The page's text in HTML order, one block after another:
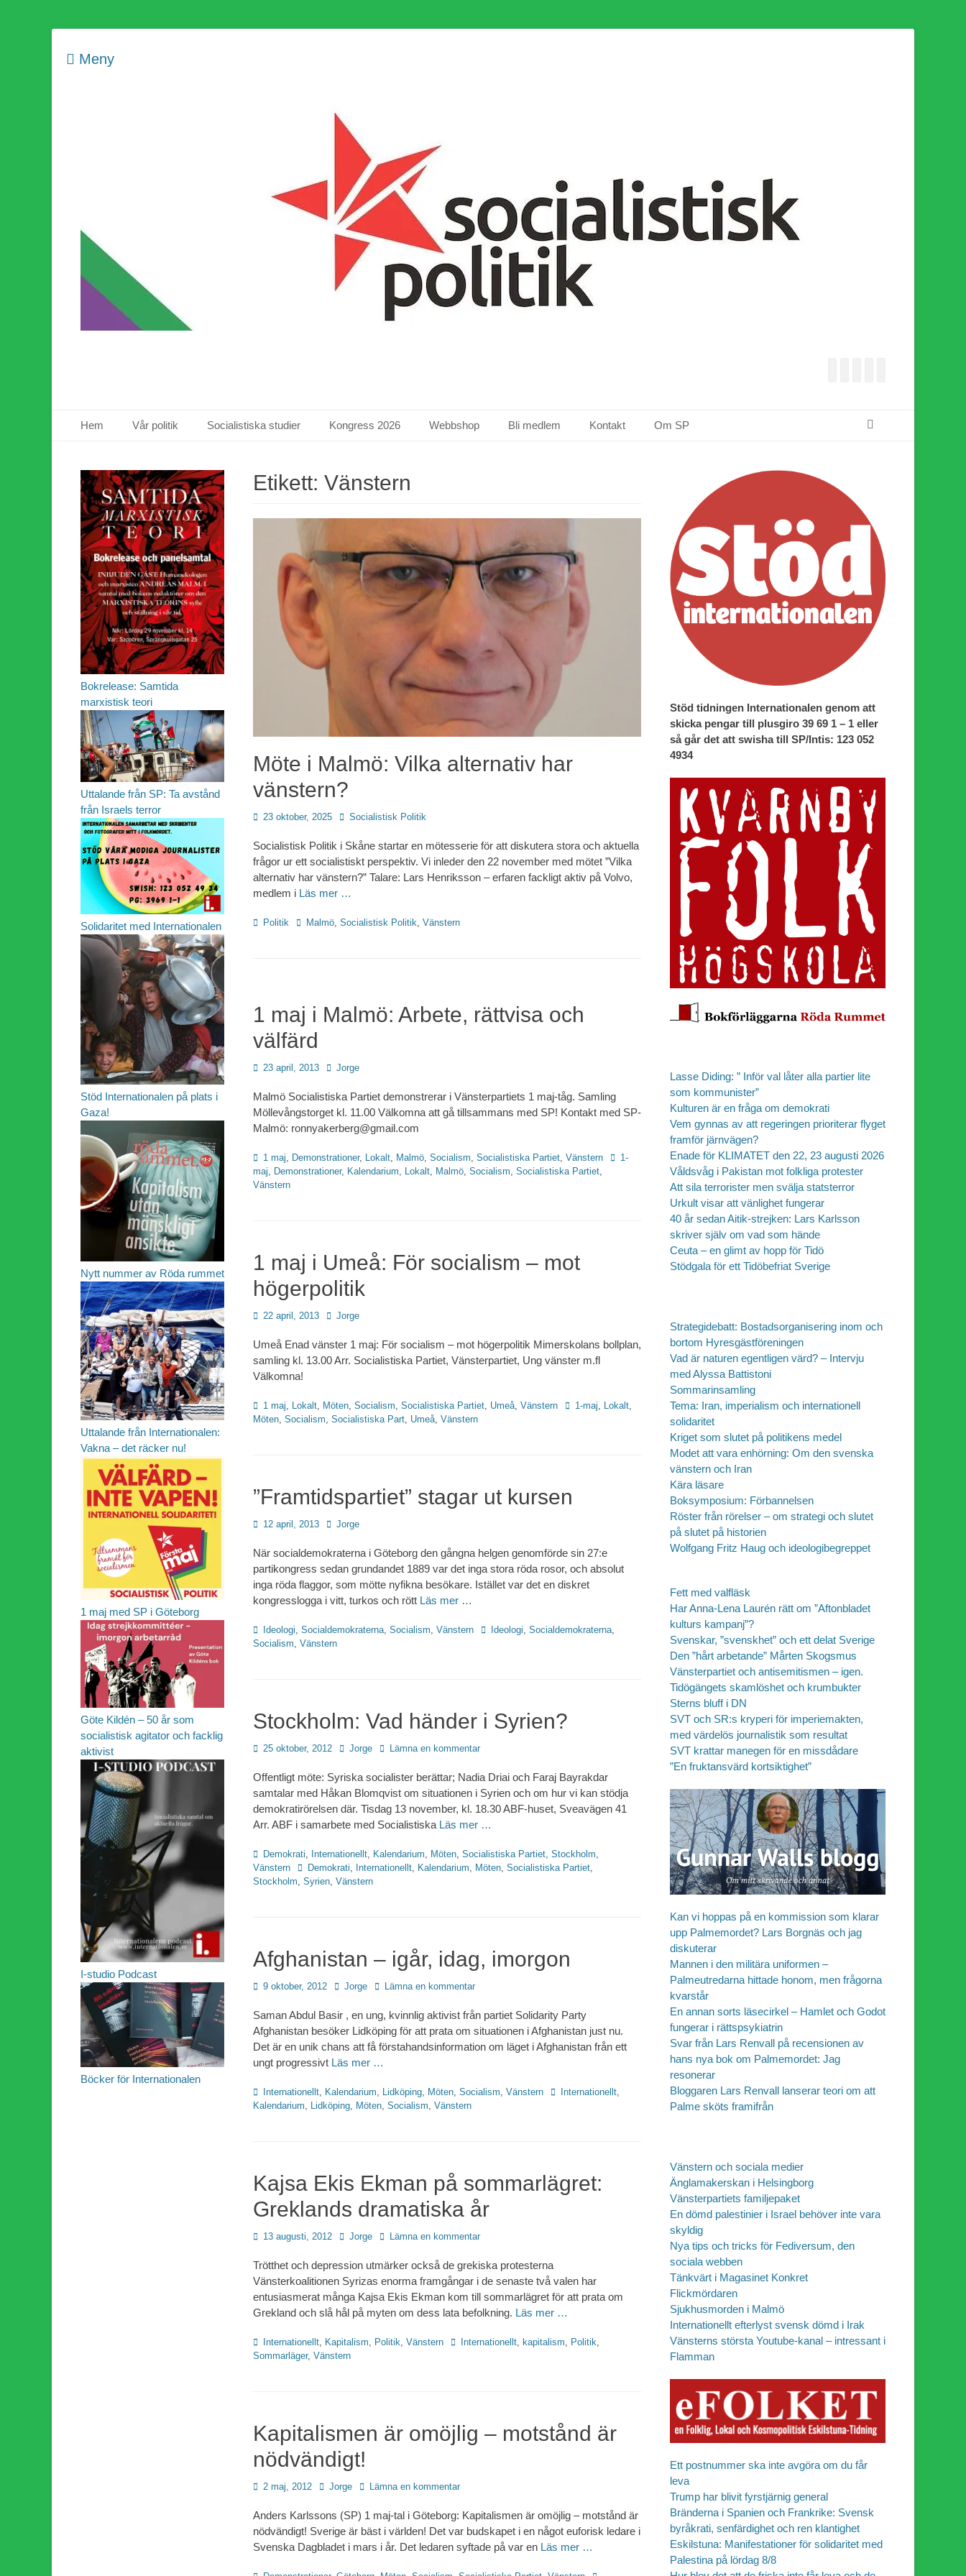
Meny
Primär meny
Hem Vår politik Socialistiska studier Kongress 2026 Webbshop Bli medlem Kontakt Om SP
Etikett: Vänstern
Möte i Malmö: Vilka alternativ har
vänstern?
Publicerad
23 oktober, 2025 Författare
Socialistisk Politik
Socialistisk Politik i Skåne startar en mötesserie för att diskutera stora och aktuella
frågor ur ett socialistiskt perspektiv. Vi inleder den 22 november med mötet ”Vilka
alternativ har vänstern?” Talare: Lars Henriksson – erfaren fackligt aktiv på Volvo,
medlem i Läs mer …
Kategorier
Politik Etiketter
Malmö Socialistisk Politik Vänstern
1 maj i Malmö: Arbete, rättvisa och
välfärd
Publicerad
23 april, 2013 Författare
Jorge
Malmö Socialistiska Partiet demonstrerar i Vänsterpartiets 1 maj-tåg. Samling
Möllevångstorget kl. 11.00 Välkomna att gå tillsammans med SP! Kontakt med SP-
Malmö: ronnyakerberg@gmail.com
Kategorier
1 maj Demonstrationer, Lokalt Malmö Socialism Socialistiska Partiet Vänstern Etiketter
1-
maj
Demonstrationer, Kalendarium Lokalt Malmö Socialism Socialistiska Partiet
Vänstern
1 maj i Umeå: För socialism – mot
högerpolitik
Publicerad
22 april, 2013 Författare
Jorge
Umeå Enad vänster 1 maj: För socialism – mot högerpolitik Mimerskolans bollplan,
samling kl. 13.00 Arr. Socialistiska Partiet, Vänsterpartiet, Ung vänster m.fl
Välkomna!
Kategorier
1 maj Lokalt Möten Socialism Socialistiska Partiet Umeå Vänstern Etiketter
1-maj Lokalt
Möten Socialism Socialistiska Part Umeå Vänstern
”Framtidspartiet” stagar ut kursen
Publicerad
12 april, 2013 Författare
Jorge
När socialdemokraterna i Göteborg den gångna helgen genomförde sin 27:e
partikongress sedan grundandet 1889 var det inga stora röda rosor, och absolut
inga röda flaggor, som mötte nyfikna besökare. Istället var det en diskret
kongresslogga i vitt, turkos och rött Läs mer …
Kategorier
Ideologi Socialdemokraterna Socialism Vänstern Etiketter
Ideologi Socialdemokraterna
Socialism Vänstern
Stockholm: Vad händer i Syrien?
Publicerad
25 oktober, 2012 Författare
Jorge Lämna en kommentar
Offentligt möte: Syriska socialister berättar; Nadia Driai och Faraj Bayrakdar
samtalar med Håkan Blomqvist om situationen i Syrien och om hur vi kan stödja
demokratirörelsen där. Tisdag 13 november, kl. 18.30 ABF-huset, Sveavägen 41
Arr. ABF i samarbete med Socialistiska Läs mer …
Kategorier
Demokrati Internationellt Kalendarium Möten Socialistiska Partiet Stockholm
Vänstern
Etiketter
Demokrati Internationellt Kalendarium Möten Socialistiska Partiet
Stockholm Syrien Vänstern
Afghanistan – igår, idag, imorgon
Publicerad
9 oktober, 2012 Författare
Jorge Lämna en kommentar
Saman Abdul Basir , en ung, kvinnlig aktivist från partiet Solidarity Party
Afghanistan besöker Lidköping för att prata om situationen i Afghanistan just nu.
Det är en unik chans att få förstahandsinformation om läget i Afghanistan från ett
ungt progressivt Läs mer …
Kategorier
Internationellt Kalendarium Lidköping Möten Socialism Vänstern Etiketter
Internationellt
Kalendarium
Lidköping Möten Socialism Vänstern
Kajsa Ekis Ekman på sommarlägret:
Greklands dramatiska år
Publicerad
13 augusti, 2012 Författare
Jorge Lämna en kommentar
Trötthet och depression utmärker också de grekiska protesterna
Vänsterkoalitionen Syrizas enorma framgångar i de senaste två valen har
entusiasmerat många Kajsa Ekis Ekman kom till sommarlägret för att prata om
Grekland och slå hål på myten om dess lata befolkning. Läs mer …
Kategorier
Internationellt Kapitalism Politik Vänstern Etiketter
Internationellt kapitalism Politik
Sommarläger, Vänstern
Kapitalismen är omöjlig – motstånd är
nödvändigt!
Publicerad
2 maj, 2012 Författare
Jorge Lämna en kommentar
Anders Karlssons (SP) 1 maj-tal i Göteborg: Kapitalismen är omöjlig – motstånd är
nödvändigt! Sverige är bäst i världen! Det var budskapet i en något euforisk ledare i
Svenska Dagbladet i mars i år. Det ledaren syftade på var en Läs mer …
Stöd tidningen Internationalen genom att
skicka pengar till plusgiro 39 69 1 – 1 eller
så går det att swisha till SP/Intis: 123 052
4934
Lasse Diding: ” Inför val låter alla partier lite
som kommunister”
Kulturen är en fråga om demokrati
Vem gynnas av att regeringen prioriterar flyget
framför järnvägen?
Enade för KLIMATET den 22, 23 augusti 2026
Våldsvåg i Pakistan mot folkliga protester
Att sila terrorister men svälja statsterror
Urkult visar att vänlighet fungerar
40 år sedan Aitik-strejken: Lars Karlsson
skriver själv om vad som hände
Ceuta – en glimt av hopp för Tidö
Stödgala för ett Tidöbefriat Sverige
Strategidebatt: Bostadsorganisering inom och
bortom Hyresgästföreningen
Vad är naturen egentligen värd? – Intervju
med Alyssa Battistoni
Sommarinsamling
Tema: Iran, imperialism och internationell
solidaritet
Kriget som slutet på politikens medel
Modet att vara enhörning: Om den svenska
vänstern och Iran
Kära läsare
Boksymposium: Förbannelsen
Röster från rörelser – om strategi och slutet
på slutet på historien
Wolfgang Fritz Haug och ideologibegreppet
Fett med valfläsk
Har Anna-Lena Laurén rätt om ”Aftonbladet
kulturs kampanj”?
Svenskar, ”svenskhet” och ett delat Sverige
Den ”hårt arbetande” Mårten Skogsmus
Vänsterpartiet och antisemitismen – igen.
Tidögängets skamlöshet och krumbukter
Sterns bluff i DN
SVT och SR:s kryperi för imperiemakten,
med värdelös journalistik som resultat
SVT krattar manegen för en missdådare
”En fruktansvärd kortsiktighet”
Kan vi hoppas på en kommission som klarar
upp Palmemordet? Lars Borgnäs och jag
diskuterar
Mannen i den militära uniformen –
Palmeutredarna hittade honom, men frågorna
kvarstår
En annan sorts läsecirkel – Hamlet och Godot
fungerar i rättspsykiatrin
Svar från Lars Renvall på recensionen av
hans nya bok om Palmemordet: Jag
resonerar
Bloggaren Lars Renvall lanserar teori om att
Palme sköts framifrån
Vänstern och sociala medier
Änglamakerskan i Helsingborg
Vänsterpartiets familjepaket
En dömd palestinier i Israel behöver inte vara
skyldig
Nya tips och tricks för Fediversum, den
sociala webben
Tänkvärt i Magasinet Konkret
Flickmördaren
Sjukhusmorden i Malmö
Internationellt efterlyst svensk dömd i Irak
Vänsterns största Youtube-kanal – intressant i
Flamman
Ett postnummer ska inte avgöra om du får
leva
Trump har blivit fyrstjärnig general
Bränderna i Spanien och Frankrike: Svensk
byråkrati, senfärdighet och ren klantighet
Eskilstuna: Manifestationer för solidaritet med
Palestina på lördag 8/8
Bokrelease: Samtida
marxistisk teori
Uttalande från SP: Ta avstånd
från Israels terror
Solidaritet med Internationalen
Stöd Internationalen på plats i
Gaza!
Nytt nummer av Röda rummet
Uttalande från Internationalen:
Vakna – det räcker nu!
1 maj med SP i Göteborg
Göte Kildén – 50 år som
socialistisk agitator och facklig
aktivist
I-studio Podcast
Böcker för Internationalen